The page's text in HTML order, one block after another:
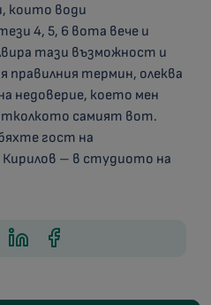
които води
4, 5, 6 вота вече и
тази възможност и
правилния термин, олеква
недоверие, което мен
самият вот.
гост на
– в студиото на